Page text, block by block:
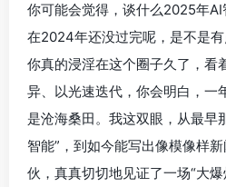
你可能会觉得，谈什么2025年
在2024年还没过完呢，是不是有
你真的浸淫在这个圈子久了，看
异、以光速迭代，你会明白，一
是沧海桑田。我这双眼，从最早
智能”，到如今能写出像模像样
伙，真真切切地见证了一场“大